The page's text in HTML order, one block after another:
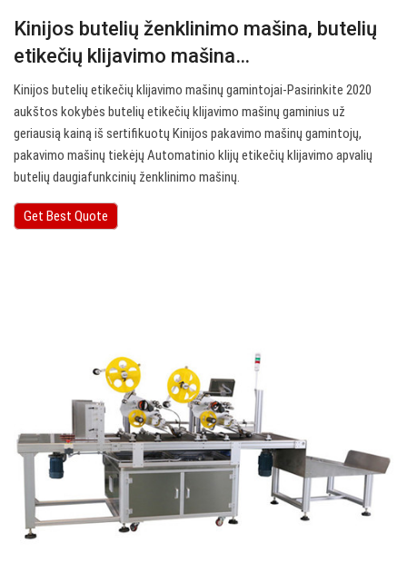
Kinijos butelių ženklinimo mašina, butelių
etikečių klijavimo mašina…
Kinijos butelių etikečių klijavimo mašinų gamintojai-Pasirinkite 2020
aukštos kokybės butelių etikečių klijavimo mašinų gaminius už
geriausią kainą iš sertifikuotų Kinijos pakavimo mašinų gamintojų,
pakavimo mašinų tiekėjų Automatinio klijų etikečių klijavimo apvalių
butelių daugiafunkcinių ženklinimo mašinų.
Get Best Quote